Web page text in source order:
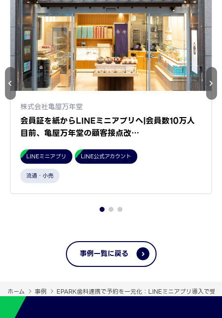
株式会社亀屋万年堂
会員証を紙からLINEミニアプリへ|会員数10万人
目前、亀屋万年堂の顧客接点改…
LINEミニアプリ LINE公式アカウント
流通・小売
事例一覧に戻る
ホーム 事例 EPARK歯科連携で予約を一元化：LINEミニアプリ導入で受